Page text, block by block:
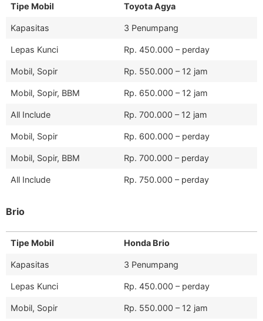
Tipe Mobil Toyota Agya
Kapasitas 3 Penumpang
Lepas Kunci Rp. 450.000 – perday
Mobil, Sopir Rp. 550.000 – 12 jam
Mobil, Sopir, BBM Rp. 650.000 – 12 jam
All Include Rp. 700.000 – 12 jam
Mobil, Sopir Rp. 600.000 – perday
Mobil, Sopir, BBM Rp. 700.000 – perday
All Include Rp. 750.000 – perday
Brio
Tipe Mobil Honda Brio
Kapasitas 3 Penumpang
Lepas Kunci Rp. 450.000 – perday
Mobil, Sopir Rp. 550.000 – 12 jam